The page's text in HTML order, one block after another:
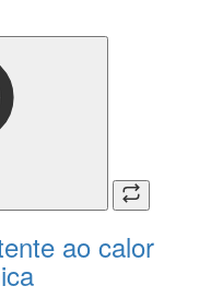
ao calor